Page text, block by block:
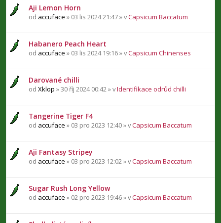
Aji Lemon Horn
od accuface » 03 lis 2024 21:47 » vCapsicum Baccatum
Habanero Peach Heart
od accuface » 03 lis 2024 19:16 » vCapsicum Chinenses
Darované chilli
od Xklop » 30 říj 2024 00:42 » vIdentifikace odrůd chilli
Tangerine Tiger F4
od accuface » 03 pro 2023 12:40 » vCapsicum Baccatum
Aji Fantasy Stripey
od accuface » 03 pro 2023 12:02 » vCapsicum Baccatum
Sugar Rush Long Yellow
od accuface » 02 pro 2023 19:46 » vCapsicum Baccatum